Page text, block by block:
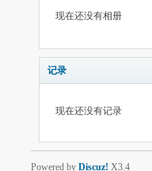
现在还没有相册
记录
现在还没有记录
Powered by Discuz! X3.4